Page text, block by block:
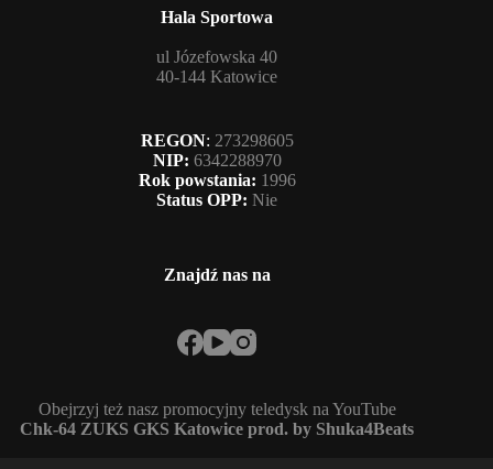
Hala Sportowa
ul Józefowska 40
40-144 Katowice
REGON: 273298605
NIP: 6342288970
Rok powstania: 1996
Status OPP: Nie
Znajdź nas na
Obejrzyj też nasz promocyjny teledysk na YouTube
Chk-64 ZUKS GKS Katowice prod. by Shuka4Beats